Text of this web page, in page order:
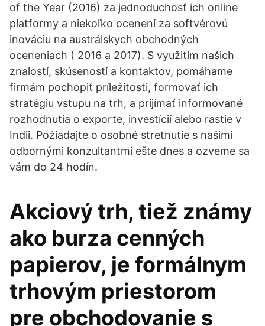
of the Year (2016) za jednoduchosť ich online
platformy a niekoľko ocenení za softvérovú
inováciu na austrálskych obchodných
oceneniach ( 2016 a 2017). S využitím našich
znalostí, skúseností a kontaktov, pomáhame
firmám pochopiť príležitosti, formovať ich
stratégiu vstupu na trh, a prijímať informované
rozhodnutia o exporte, investícií alebo rastie v
Indii. Požiadajte o osobné stretnutie s našimi
odbornými konzultantmi ešte dnes a ozveme sa
vám do 24 hodín.
Akciový trh, tiež známy
ako burza cenných
papierov, je formálnym
trhovým priestorom
pre obchodovanie s